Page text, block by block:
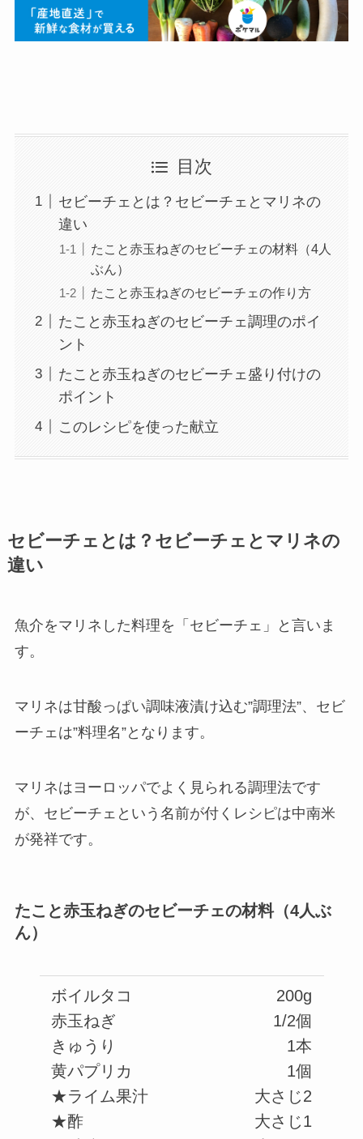
目次
セビーチェとは？セビーチェとマリネの
違い
たこと赤玉ねぎのセビーチェの材料（4人
ぶん）
たこと赤玉ねぎのセビーチェの作り方
たこと赤玉ねぎのセビーチェ調理のポイ
ント
たこと赤玉ねぎのセビーチェ盛り付けの
ポイント
このレシピを使った献立
セビーチェとは？セビーチェとマリネの
違い
魚介をマリネした料理を「セビーチェ」と言いま
す。
マリネは甘酸っぱい調味液漬け込む”調理法”、セビ
ーチェは”料理名”となります。
マリネはヨーロッパでよく見られる調理法です
が、セビーチェという名前が付くレシピは中南米
が発祥です。
たこと赤玉ねぎのセビーチェの材料（4人ぶ
ん）
ボイルタコ
赤玉ねぎ
きゅうり
黄パプリカ
★ライム果汁
★酢
200g
1/2個
1本
1個
大さじ2
大さじ1